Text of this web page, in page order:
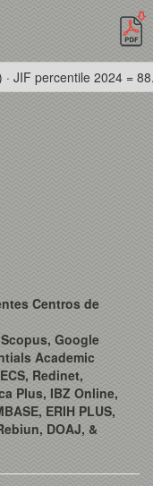
· JIF percentile 2024 =
Centros de
Google
Academic
Redinet,
Plus, IBZ Online,
ERIH PLUS,
DOAJ, &